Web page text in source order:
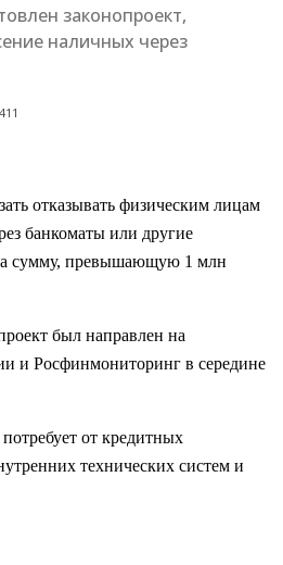
законопроект,
наличных через
411
отказывать физическим лицам
банкоматы или другие
сумму, превышающую 1 млн
был направлен на
и Росфинмониторинг в середине
от кредитных
технических систем и